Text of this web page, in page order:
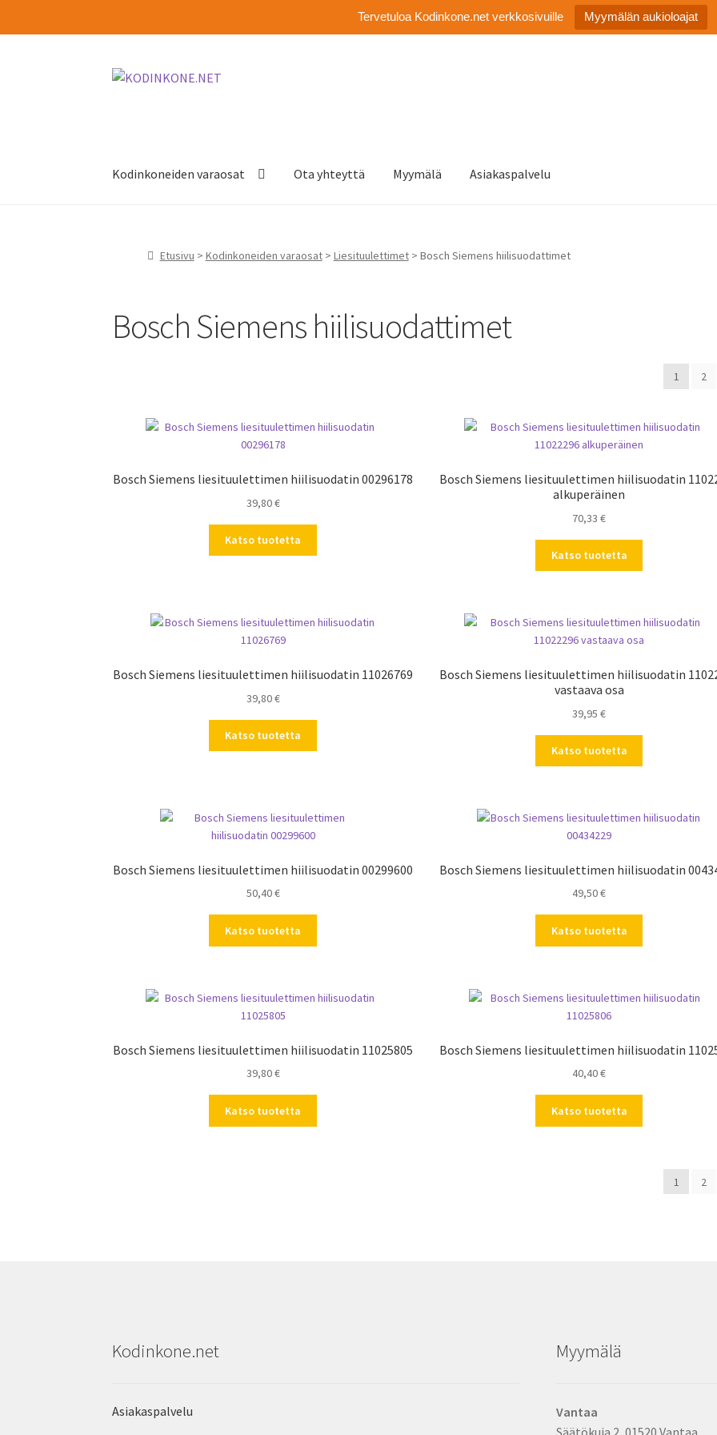
Tervetuloa Kodinkone.net verkkosivuille Myymälän aukioloajat
Siirry
Siirry
Kodinkoneiden varaosat Ota yhteyttä Myymälä Asiakaspalvelu
Etusivu > Kodinkoneiden varaosat> Liesituulettimet> Bosch Siemens hiilisuodattimet
Bosch Siemens hiilisuodattimet
1 2
Bosch Siemens liesituulettimen hiilisuodatin 00296178
39,80€
Katso tuotetta
Bosch Siemens liesituulettimen hiilisuodatin
alkuperäinen
70,33€
Katso tuotetta
Bosch Siemens liesituulettimen hiilisuodatin 11026769
39,80€
Katso tuotetta
Bosch Siemens liesituulettimen hiilisuodatin
vastaava osa
39,95€
Katso tuotetta
Bosch Siemens liesituulettimen hiilisuodatin 00299600
50,40€
Katso tuotetta
Bosch Siemens liesituulettimen hiilisuodatin
49,50€
Katso tuotetta
Bosch Siemens liesituulettimen hiilisuodatin 11025805
39,80€
Katso tuotetta
Bosch Siemens liesituulettimen hiilisuodatin
40,40€
Katso tuotetta
1 2
Kodinkone.net
Asiakaspalvelu
Myymälä
Vantaa
Säätökuja 2, 01520 Vantaa.